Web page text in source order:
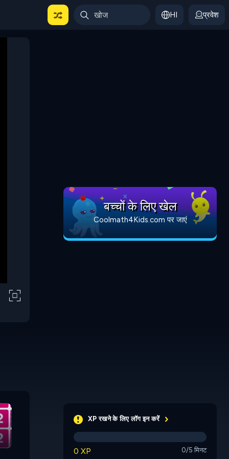
HI प्रवेश
Rullo
बच्चों के लिए खेल
Coolmath4Kids.com पर जाएं
XP रखने के लिए लॉग इन करें
0 XP 0/5 मिनट